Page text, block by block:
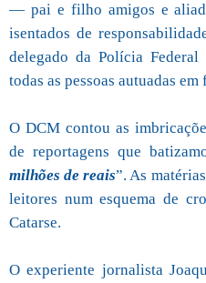
— pai e filho amigos e
isentados de
delegado da Polícia Federal
todas as pessoas autuadas
O DCM contou as
de reportagens que
milhões de reais”. As
leitores num esquema de
Catarse.
O experiente jornalista